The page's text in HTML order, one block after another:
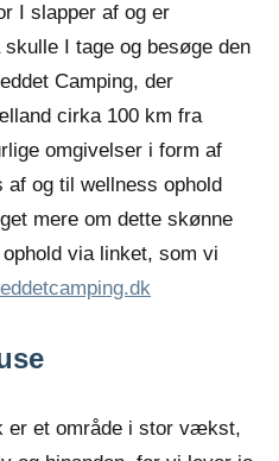
I slapper af og er
I tage og besøge den
Camping, der
cirka 100 km fra
omgivelser i form af
og til wellness ophold
mere om dette skønne
via linket, som vi
er et område i stor vækst,